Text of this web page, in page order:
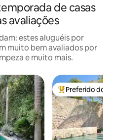
de casas
avaliações
estes aluguéis por
muito bem avaliados por
e muito mais.
Entre os
Preferido dos